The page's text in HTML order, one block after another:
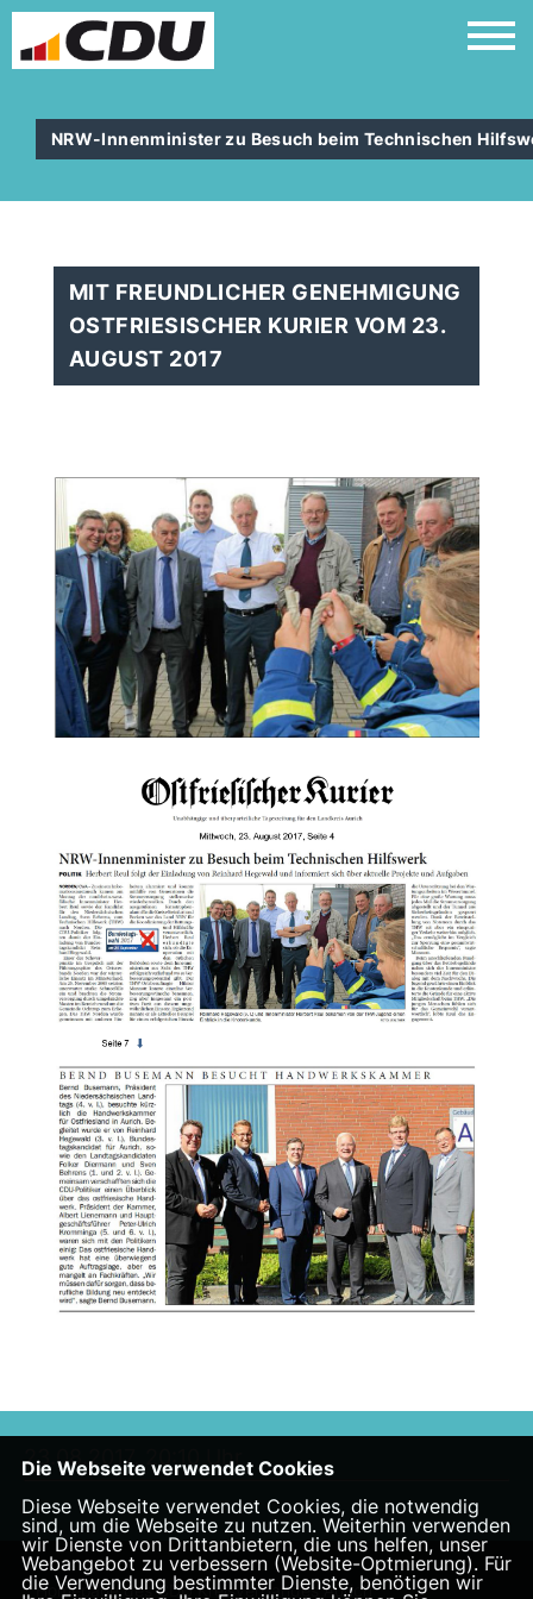
NRW-Innenminister zu Besuch beim Technischen
MIT FREUNDLICHER GENEHMIGUNG
OSTFRIESISCHER KURIER VOM 23.
AUGUST 2017
23.08.2017, 20:10 Uhr
Homepage des CDU Kreisverbandes Aurich
Die Webseite verwendet Cookies
Diese Webseite verwendet Cookies, die notwendig
sind, um die Webseite zu nutzen. Weiterhin verwenden
wir Dienste von Drittanbietern, die uns helfen, unser
Webangebot zu verbessern (Website-Optmierung). Für
die Verwendung bestimmter Dienste, benötigen wir